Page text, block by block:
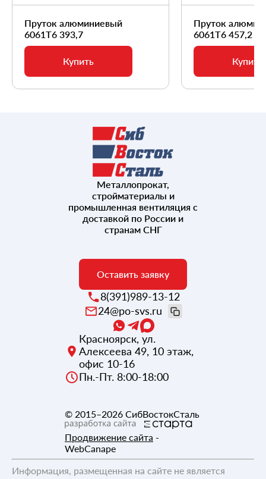
Пруток алюминиевый
6061Т6 393,7
Купить
Пруток
6061Т6 457,2
Купить
Металлопрокат,
стройматериалы и
промышленная вентиляция с
доставкой по России и
странам СНГ
Оставить заявку
8(391)989-13-12
24@po-svs.ru
Красноярск, ул.
Алексеева 49, 10 этаж,
офис 10-16
Пн.-Пт. 8:00-18:00
© 2015–2026 СибВостокСталь
Продвижение сайта -
WebCanape
Информация, размещенная на сайте не является